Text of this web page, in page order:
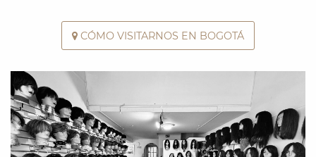
CÓMO VISITARNOS EN BOGOTÁ